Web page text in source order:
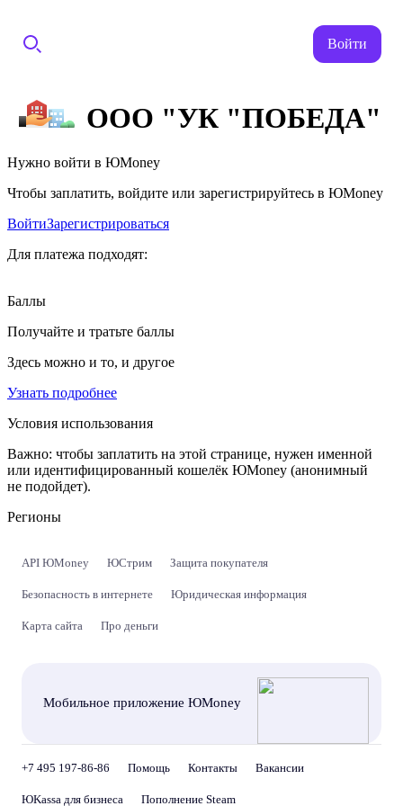
Войти
ООО "УК "ПОБЕДА"
Нужно войти в ЮMoney
Чтобы заплатить, войдите или зарегистрируйтесь в ЮMoney
ВойтиЗарегистрироваться
Для платежа подходят:
Баллы
Получайте и тратьте баллы
Здесь можно и то, и другое
Узнать подробнее
Условия использования
Важно: чтобы заплатить на этой странице, нужен именной
или идентифицированный кошелёк ЮMoney (анонимный
не подойдет).
Регионы
API ЮMoney ЮСтрим Защита покупателя
Безопасность в интернете Юридическая информация
Карта сайта Про деньги
Мобильное приложение ЮMoney
+7 495 197-86-86 Помощь Контакты Вакансии
ЮKassa для бизнеса Пополнение Steam